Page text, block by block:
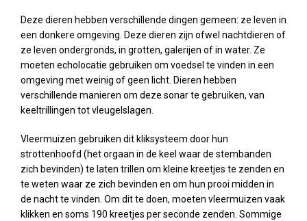
Deze dieren hebben verschillende dingen gemeen: ze leven in
een donkere omgeving. Deze dieren zijn ofwel nachtdieren of
ze leven ondergronds, in grotten, galerijen of in water. Ze
moeten echolocatie gebruiken om voedsel te vinden in een
omgeving met weinig of geen licht. Dieren hebben
verschillende manieren om deze sonar te gebruiken, van
keeltrillingen tot vleugelslagen.
Vleermuizen gebruiken dit kliksysteem door hun
strottenhoofd (het orgaan in de keel waar de stembanden
zich bevinden) te laten trillen om kleine kreetjes te zenden en
te weten waar ze zich bevinden en om hun prooi midden in
de nacht te vinden. Om dit te doen, moeten vleermuizen vaak
klikken en soms 190 kreetjes per seconde zenden. Sommige